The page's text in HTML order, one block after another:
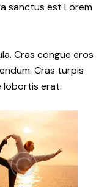
sanctus est Lorem
Cras congue eros
Cras turpis
lobortis erat.